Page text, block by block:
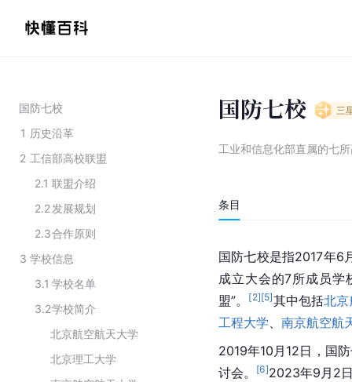
国防七校
1 历史沿革
2 工信部高校联盟
2.1 联盟介绍
2.2发展规划
2.3合作原则
3 学校信息
3.1 学校名单
3.2学校简介
北京航空航天大学
北京理工大学
国防七校 三
工业和信息化部直属的七
条目
国防七校是指2017年6
成立大会的7所成员学
盟”。
[2][5]其中包括北
工程大学
南京航空航
2019年10月12日，国
讨会。
[6]2023年9月2